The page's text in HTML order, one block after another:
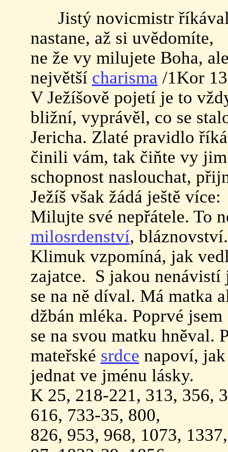
Jistý novicmistr
nastane, až si uvědomíte,
ne že vy milujete Boha,
největší charisma /1Kor
V Ježíšově pojetí je to
bližní, vyprávěl, co se
Jericha. Zlaté pravidlo
činili vám, tak čiňte vy
schopnost naslouchat,
Ježíš však žádá ještě více:
Milujte své nepřátele. To
milosrdenství,
Klimuk vzpomíná, jak
zajatce. S jakou nenávistí
se na ně díval. Má matka
džbán mléka. Poprvé jsem
se na svou matku hněval.
mateřské srdce napoví,
jednat ve jménu lásky.
K 25, 218-221, 313, 356,
616, 733-35, 800,
826, 953, 968, 1073,